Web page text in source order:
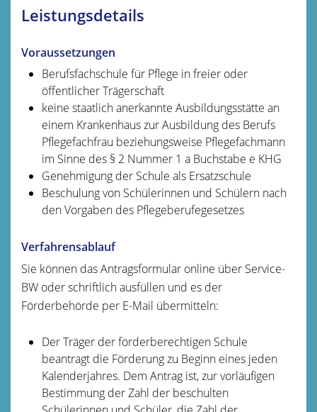
Leistungsdetails
Voraussetzungen
Berufsfachschule für Pflege in freier oder
öffentlicher Trägerschaft
keine staatlich anerkannte Ausbildungsstätte an
einem Krankenhaus zur Ausbildung des Berufs
Pflegefachfrau beziehungsweise Pflegefachmann
im Sinne des § 2 Nummer 1 a Buchstabe e KHG
Genehmigung der Schule als Ersatzschule
Beschulung von Schülerinnen und Schülern nach
den Vorgaben des Pflegeberufegesetzes
Verfahrensablauf
Sie können das Antragsformular online über Service-
BW oder schriftlich ausfüllen und es der
Förderbehörde per E-Mail übermitteln:
Der Träger der förderberechtigen Schule
beantragt die Förderung zu Beginn eines jeden
Kalenderjahres. Dem Antrag ist, zur vorläufigen
Bestimmung der Zahl der beschulten